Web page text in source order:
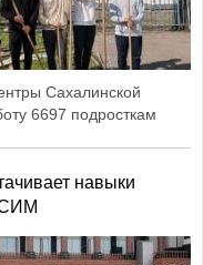
Сахалинской
6697 подросткам
навыки
СИМ